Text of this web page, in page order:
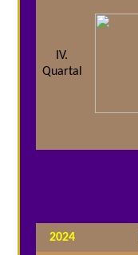
IV.
Quartal
2024